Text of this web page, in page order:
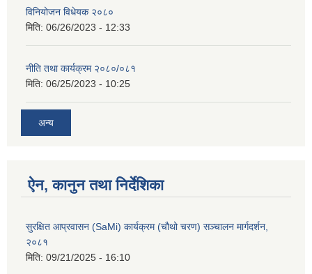
विनियोजन विधेयक २०८०
मिति: 06/26/2023 - 12:33
नीति तथा कार्यक्रम २०८०/०८१
मिति: 06/25/2023 - 10:25
अन्य
ऐन, कानुन तथा निर्देशिका
सुरक्षित आप्रवासन (SaMi) कार्यक्रम (चौथो चरण) सञ्चालन मार्गदर्शन,
२०८१
मिति: 09/21/2025 - 16:10